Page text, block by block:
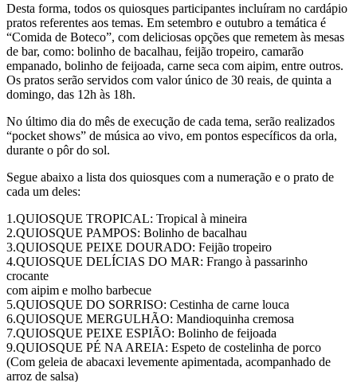
Desta forma, todos os quiosques participantes incluíram no cardápio
pratos referentes aos temas. Em setembro e outubro a temática é
“Comida de Boteco”, com deliciosas opções que remetem às mesas
de bar, como: bolinho de bacalhau, feijão tropeiro, camarão
empanado, bolinho de feijoada, carne seca com aipim, entre outros.
Os pratos serão servidos com valor único de 30 reais, de quinta a
domingo, das 12h às 18h.
No último dia do mês de execução de cada tema, serão realizados
“pocket shows” de música ao vivo, em pontos específicos da orla,
durante o pôr do sol.
Segue abaixo a lista dos quiosques com a numeração e o prato de
cada um deles:
1.QUIOSQUE TROPICAL: Tropical à mineira
2.QUIOSQUE PAMPOS: Bolinho de bacalhau
3.QUIOSQUE PEIXE DOURADO: Feijão tropeiro
4.QUIOSQUE DELÍCIAS DO MAR: Frango à passarinho
crocante
com aipim e molho barbecue
5.QUIOSQUE DO SORRISO: Cestinha de carne louca
6.QUIOSQUE MERGULHÃO: Mandioquinha cremosa
7.QUIOSQUE PEIXE ESPIÃO: Bolinho de feijoada
9.QUIOSQUE PÉ NA AREIA: Espeto de costelinha de porco
(Com geleia de abacaxi levemente apimentada, acompanhado de
arroz de salsa)